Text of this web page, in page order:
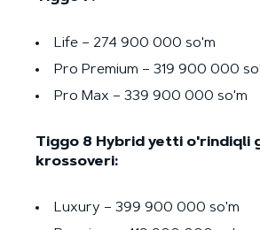
Life – 274 900 000 so'm
Pro Premium – 319 900 000
Pro Max – 339 900 000 so'm
Tiggo 8 Hybrid yetti o'rindiqli
krossoveri:
Luxury – 399 900 000 so'm